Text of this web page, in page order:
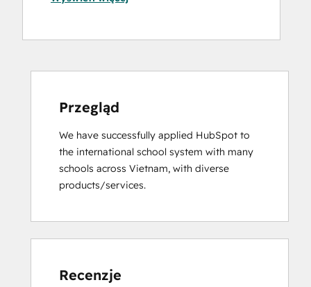
Przegląd
We have successfully applied HubSpot to
the international school system with many
schools across Vietnam, with diverse
products/services.
Recenzje